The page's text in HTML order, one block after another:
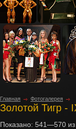
Главная Фотогалерея
Золотой Тигр -
Показано: 541—570